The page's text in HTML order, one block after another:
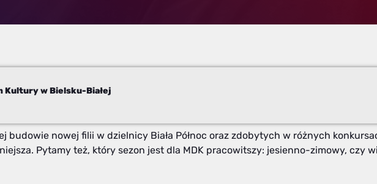
Kultury w Bielsku-Białej
budowie nowej filii w dzielnicy Biała Północ oraz zdobytych w różnych
Pytamy też, który sezon jest dla MDK pracowitszy: jesienno-zimowy, czy